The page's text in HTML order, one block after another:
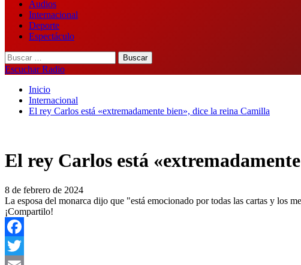
Audios
Internacional
Deporte
Espectáculo
Buscar:
Escuchar Radio
Inicio
Internacional
El rey Carlos está «extremadamente bien», dice la reina Camilla
El rey Carlos está
8 de febrero de 2024
La esposa del monarca dijo que "está emocionado por todas las cartas y los
¡Compartilo!
Facebook